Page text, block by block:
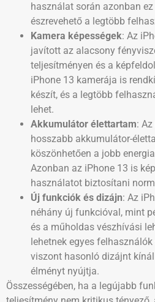
használat során azonban
észrevehető a legtöbb
Kamera képességek: Az
javított az alacsony
teljesítményen és a
iPhone 13 kamerája is
készít, és a legtöbb
lehet.
Akkumulátor élettartam:
hosszabb akkumulátor-
köszönhetően a jobb
Azonban az iPhone 13 is
használatot biztosítani
Új funkciók és dizájn: Az
néhány új funkcióval, mint
és a műholdas vészhívási
lehetnek egyes
viszont hasonló dizájnt
élményt nyújtja.
Összességében, ha a legújabb